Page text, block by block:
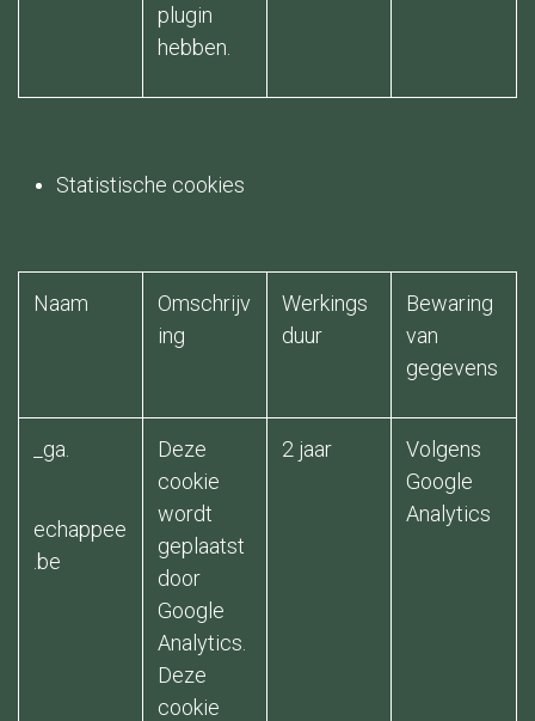
plugin
hebben.
Statistische cookies
Naam​
Omschrijv
ing ​
Werkings
duur ​
Bewaring
van
gegevens ​
_ga.
echappee
.be
Deze
cookie
wordt
geplaatst
door
Google
Analytics.
Deze
cookie
2 jaar
Volgens
Google
Analytics ​